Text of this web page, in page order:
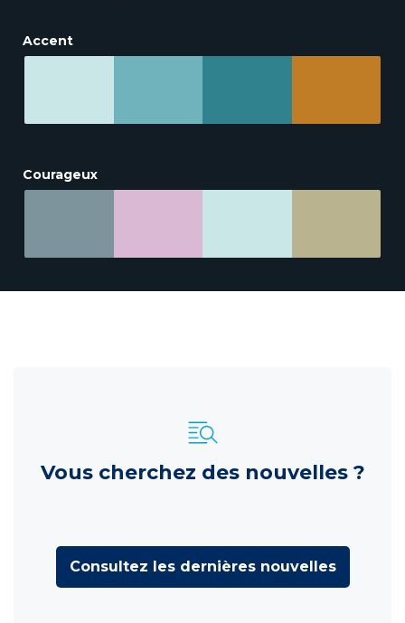
Accent
Courageux
Vous cherchez des nouvelles ?
Consultez les dernières nouvelles